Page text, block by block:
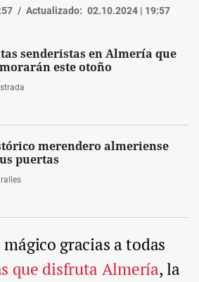
Actualizado: 02.10.2024 | 19:57
senderistas en Almería que
este otoño
merendero almeriense
puertas
gracias a todas
que disfruta Almería, la